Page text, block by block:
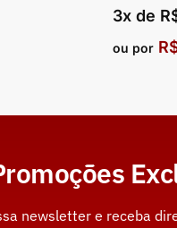
3x de
ou por
newsletter e receba